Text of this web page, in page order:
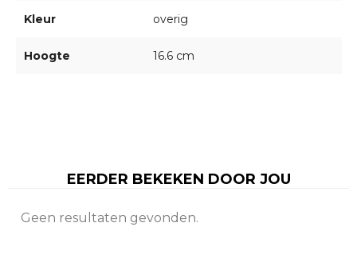
Kleur overig
Hoogte 16.6 cm
EERDER BEKEKEN DOOR JOU
Geen resultaten gevonden.